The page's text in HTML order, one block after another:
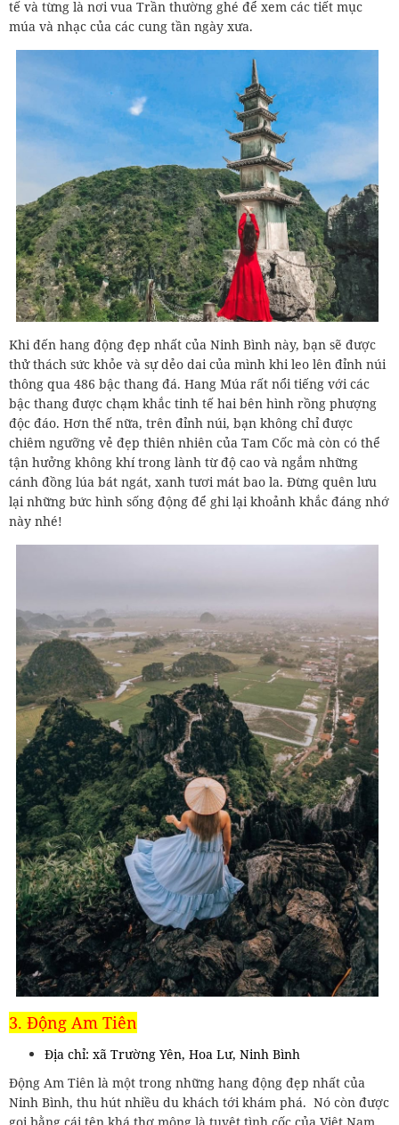
tế và từng là nơi vua Trần thường ghé để xem các tiết mục
múa và nhạc của các cung tần ngày xưa.
Khi đến hang động đẹp nhất của Ninh Bình này, bạn sẽ được
thử thách sức khỏe và sự dẻo dai của mình khi leo lên đỉnh núi
thông qua 486 bậc thang đá. Hang Múa rất nổi tiếng với các
bậc thang được chạm khắc tinh tế hai bên hình rồng phượng
độc đáo. Hơn thế nữa, trên đỉnh núi, bạn không chỉ được
chiêm ngưỡng vẻ đẹp thiên nhiên của Tam Cốc mà còn có thể
tận hưởng không khí trong lành từ độ cao và ngắm những
cánh đồng lúa bát ngát, xanh tươi mát bao la. Đừng quên lưu
lại những bức hình sống động để ghi lại khoảnh khắc đáng nhớ
này nhé!
3. Động Am Tiên
Địa chỉ: xã Trường Yên, Hoa Lư, Ninh Bình
Động Am Tiên là một trong những hang động đẹp nhất của
Ninh Bình, thu hút nhiều du khách tới khám phá. Nó còn được